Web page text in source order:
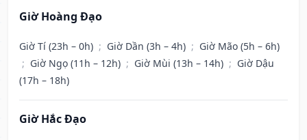
Giờ Hoàng Đạo
Giờ Tí (23h – 0h) ; Giờ Dần (3h – 4h) ; Giờ Mão (5h – 6h)
; Giờ Ngọ (11h – 12h) ; Giờ Mùi (13h – 14h) ; Giờ Dậu
(17h – 18h)
Giờ Hắc Đạo